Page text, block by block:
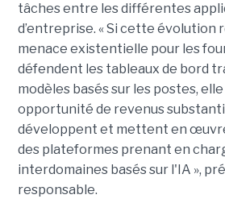
tâches entre les différentes
d’entreprise. « Si cette évolution
menace existentielle pour les
défendent les tableaux de bord
modèles basés sur les postes,
opportunité de revenus
développent et mettent en
des plateformes prenant en
interdomaines basés sur l'IA »,
responsable.